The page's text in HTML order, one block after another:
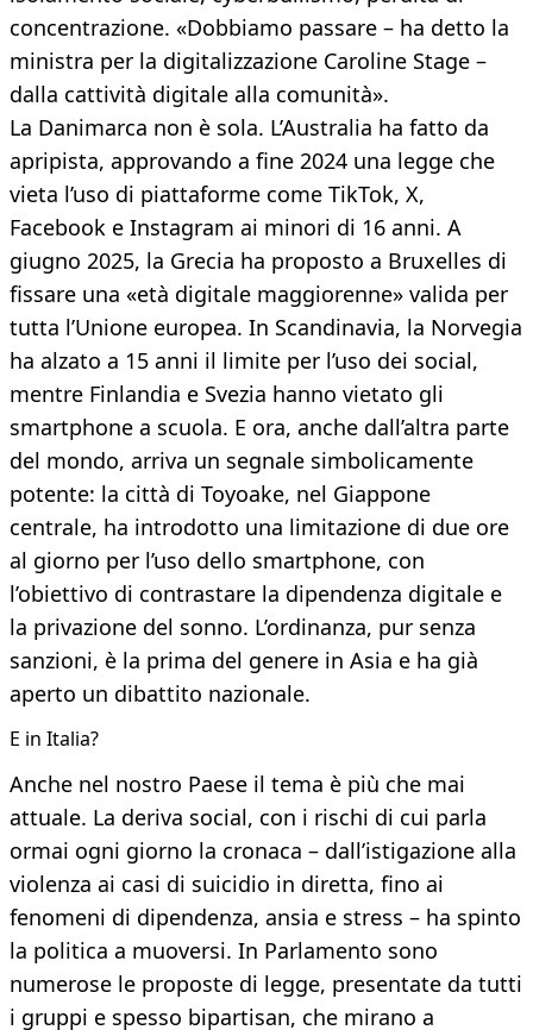
concentrazione. «Dobbiamo passare – ha detto la
ministra per la digitalizzazione Caroline Stage –
dalla cattività digitale alla comunità».
La Danimarca non è sola. L’Australia ha fatto da
apripista, approvando a fine 2024 una legge che
vieta l’uso di piattaforme come TikTok, X,
Facebook e Instagram ai minori di 16 anni. A
giugno 2025, la Grecia ha proposto a Bruxelles di
fissare una «età digitale maggiorenne» valida per
tutta l’Unione europea. In Scandinavia, la Norvegia
ha alzato a 15 anni il limite per l’uso dei social,
mentre Finlandia e Svezia hanno vietato gli
smartphone a scuola. E ora, anche dall’altra parte
del mondo, arriva un segnale simbolicamente
potente: la città di Toyoake, nel Giappone
centrale, ha introdotto una limitazione di due ore
al giorno per l’uso dello smartphone, con
l’obiettivo di contrastare la dipendenza digitale e
la privazione del sonno. L’ordinanza, pur senza
sanzioni, è la prima del genere in Asia e ha già
aperto un dibattito nazionale.
E in Italia?
Anche nel nostro Paese il tema è più che mai
attuale. La deriva social, con i rischi di cui parla
ormai ogni giorno la cronaca – dall’istigazione alla
violenza ai casi di suicidio in diretta, fino ai
fenomeni di dipendenza, ansia e stress – ha spinto
la politica a muoversi. In Parlamento sono
numerose le proposte di legge, presentate da tutti
i gruppi e spesso bipartisan, che mirano a